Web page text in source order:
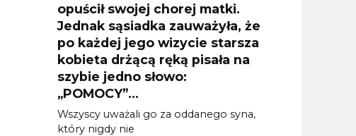
opuścił swojej chorej matki.
Jednak sąsiadka zauważyła, że
po każdej jego wizycie starsza
kobieta drżącą ręką pisała na
szybie jedno słowo:
„POMOCY”…
Wszyscy uważali go za oddanego syna,
który nigdy nie